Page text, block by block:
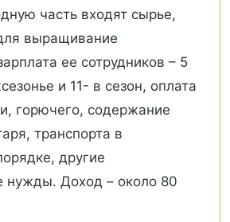
часть входят сырье,
выращивание
ее сотрудников – 5
и 11- в сезон, оплата
горючего, содержание
транспорта в
другие
нужды. Доход – около 80